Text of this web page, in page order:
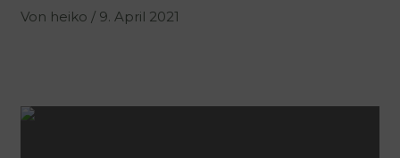
Von heiko/ 9. April 2021